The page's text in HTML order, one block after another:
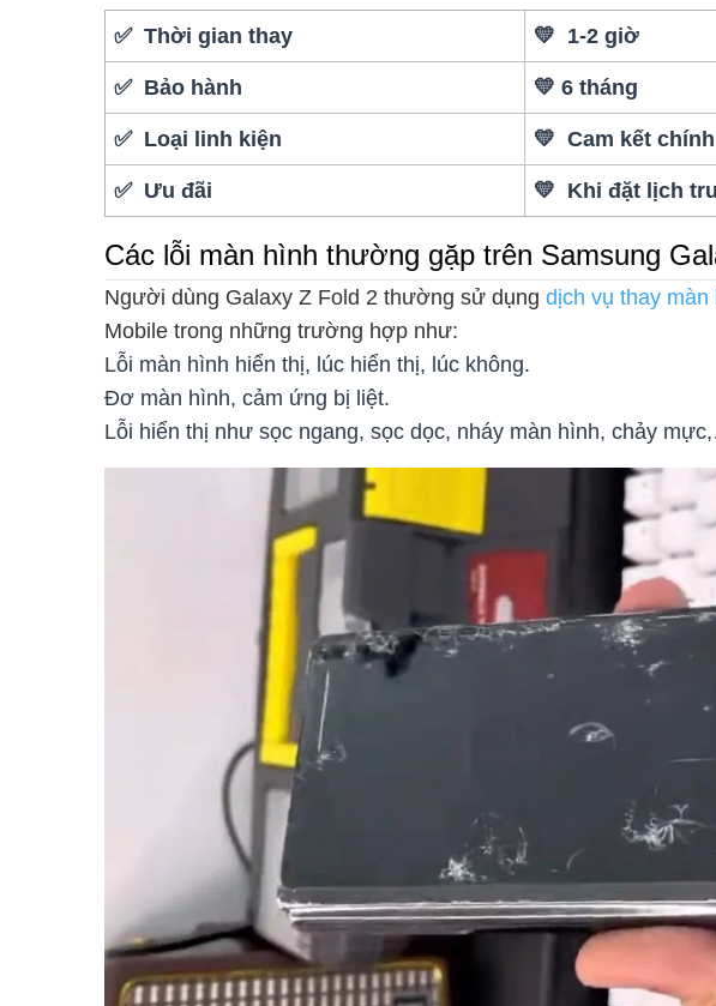
✅ Thời gian thay 💛 1-2 giờ
✅ Bảo hành 💛 6 tháng
✅ Loại linh kiện 💛 Cam kết
✅ Ưu đãi 💛 Khi đặt lịch
Các lỗi màn hình thường gặp trên Samsung
Người dùng Galaxy Z Fold 2 thường sử dụng dịch vụ thay
Mobile trong những trường hợp như:
Lỗi màn hình hiển thị, lúc hiển thị, lúc không.
Đơ màn hình, cảm ứng bị liệt.
Lỗi hiển thị như sọc ngang, sọc dọc, nháy màn hình, chảy